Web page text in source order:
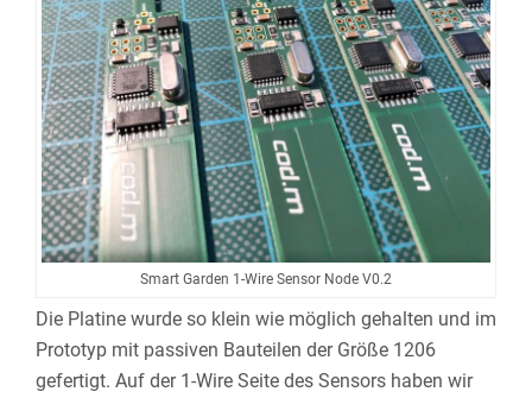
Smart Garden 1-Wire Sensor Node V0.2
Die Platine wurde so klein wie möglich gehalten und im
Prototyp mit passiven Bauteilen der Größe 1206
gefertigt. Auf der 1-Wire Seite des Sensors haben wir